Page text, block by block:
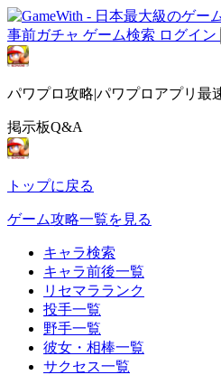
事前ガチャ ゲーム検索 ログイン
パワプロ攻略|パワプロアプリ最
掲示板Q&A
トップに戻る
ゲーム攻略一覧を見る
キャラ検索
キャラ前後一覧
リセマラランク
投手一覧
野手一覧
彼女・相棒一覧
サクセス一覧